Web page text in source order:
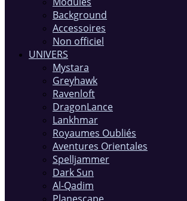
Background
Accessoires
Non officiel
UNIVERS
Mystara
Greyhawk
Ravenloft
DragonLance
Lankhmar
Royaumes Oubliés
Aventures Orientales
Spelljammer
Dark Sun
Al-Qadim